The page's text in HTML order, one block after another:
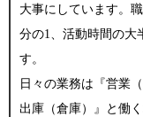
大事にしています。
分の1、活動時間の大
す。
日々の業務は『営業
出庫（倉庫）』と働